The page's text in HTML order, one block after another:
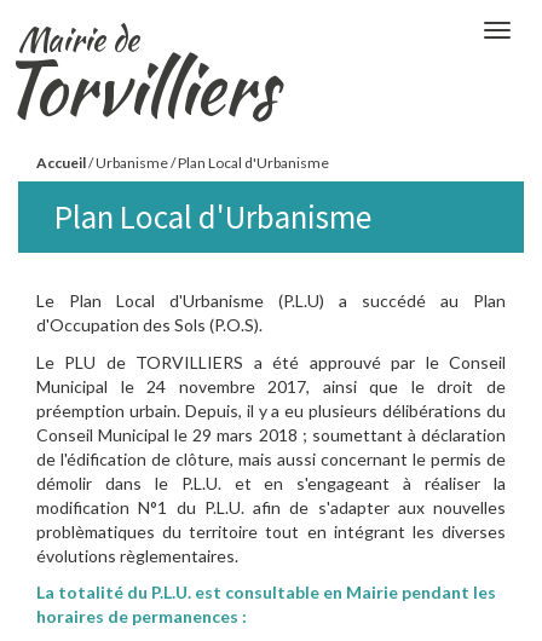
contenu
principal
Mairie de
Torvilliers
Vous
êtes
ici
Accueil/Urbanisme/Plan Local d'Urbanisme
Plan Local d'Urbanisme
Le Plan Local d'Urbanisme (P.L.U) a succédé au Plan
d'Occupation des Sols (P.O.S).
Le PLU de TORVILLIERS a été approuvé par le Conseil
Municipal le 24 novembre 2017, ainsi que le droit de
préemption urbain. Depuis, il y a eu plusieurs délibérations du
Conseil Municipal le 29 mars 2018 ; soumettant à déclaration
de l'édification de clôture, mais aussi concernant le permis de
démolir dans le P.L.U. et en s'engageant à réaliser la
modification N°1 du P.L.U. afin de s'adapter aux nouvelles
problèmatiques du territoire tout en intégrant les diverses
évolutions règlementaires.
La totalité du P.L.U. est consultable en Mairie pendant les
horaires de permanences :